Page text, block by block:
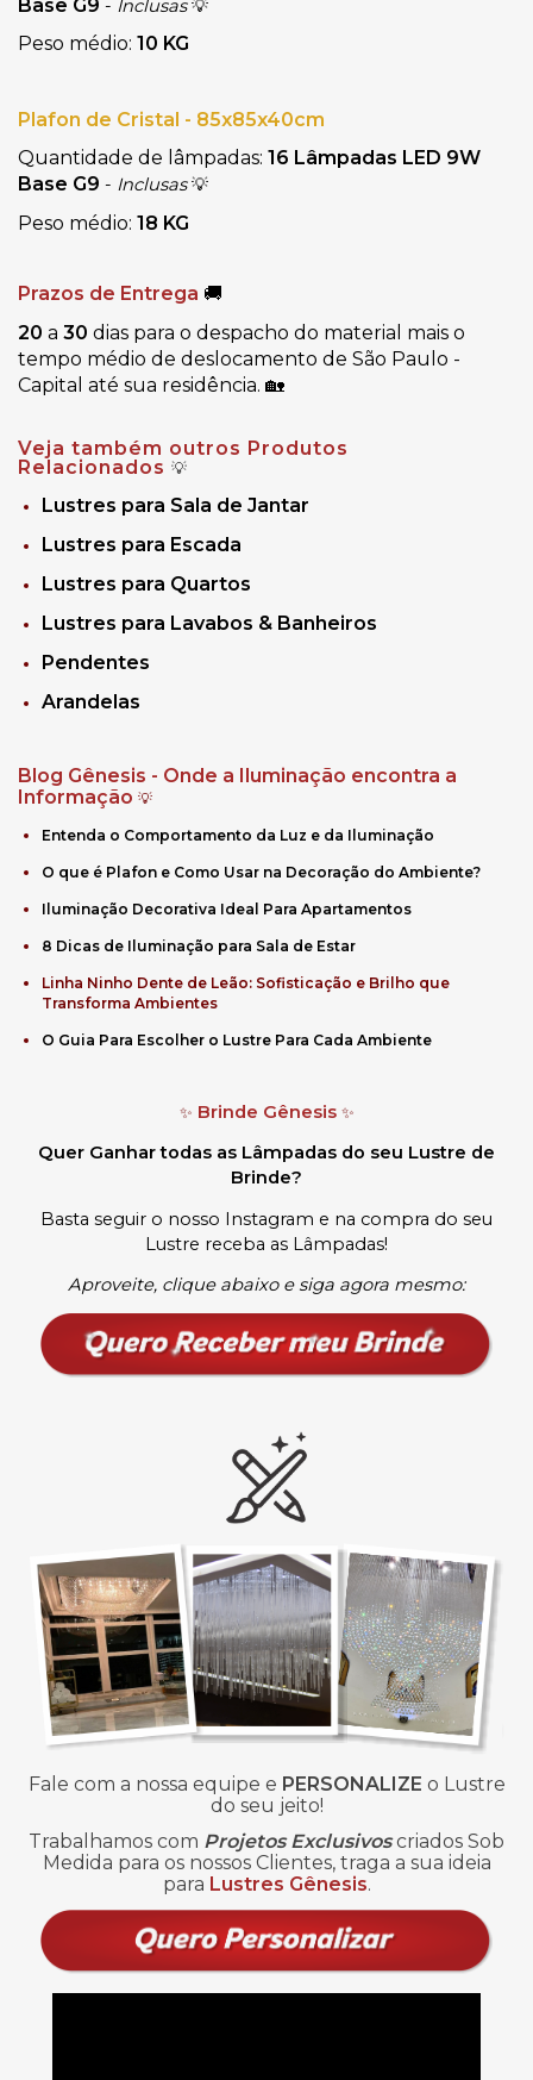
Base G9 - Inclusas 💡
Peso médio: 10 KG
Plafon de Cristal - 85x85x40cm
Quantidade de lâmpadas: 16 Lâmpadas LED 9W
Base G9 - Inclusas 💡
Peso médio: 18 KG
Prazos de Entrega 🚚
20 a 30 dias para o despacho do material mais o
tempo médio de deslocamento de São Paulo -
Capital até sua residência. 🏡
Veja também outros Produtos
Relacionados 💡
Lustres para Sala de Jantar
Lustres para Escada
Lustres para Quartos
Lustres para Lavabos & Banheiros
Pendentes
Arandelas
Blog Gênesis - Onde a Iluminação encontra a
Informação 💡
Entenda o Comportamento da Luz e da Iluminação
O que é Plafon e Como Usar na Decoração do Ambiente?
Iluminação Decorativa Ideal Para Apartamentos
8 Dicas de Iluminação para Sala de Estar
Linha Ninho Dente de Leão: Sofisticação e Brilho que
Transforma Ambientes
O Guia Para Escolher o Lustre Para Cada Ambiente
✨ Brinde Gênesis ✨
Quer Ganhar todas as Lâmpadas do seu Lustre de
Brinde?
Basta seguir o nosso Instagram e na compra do seu
Lustre receba as Lâmpadas!
Aproveite, clique abaixo e siga agora mesmo:
Fale com a nossa equipe e PERSONALIZE o Lustre
do seu jeito!
Trabalhamos com Projetos Exclusivoscriados Sob
Medida para os nossos Clientes, traga a sua ideia
para Lustres Gênesis.